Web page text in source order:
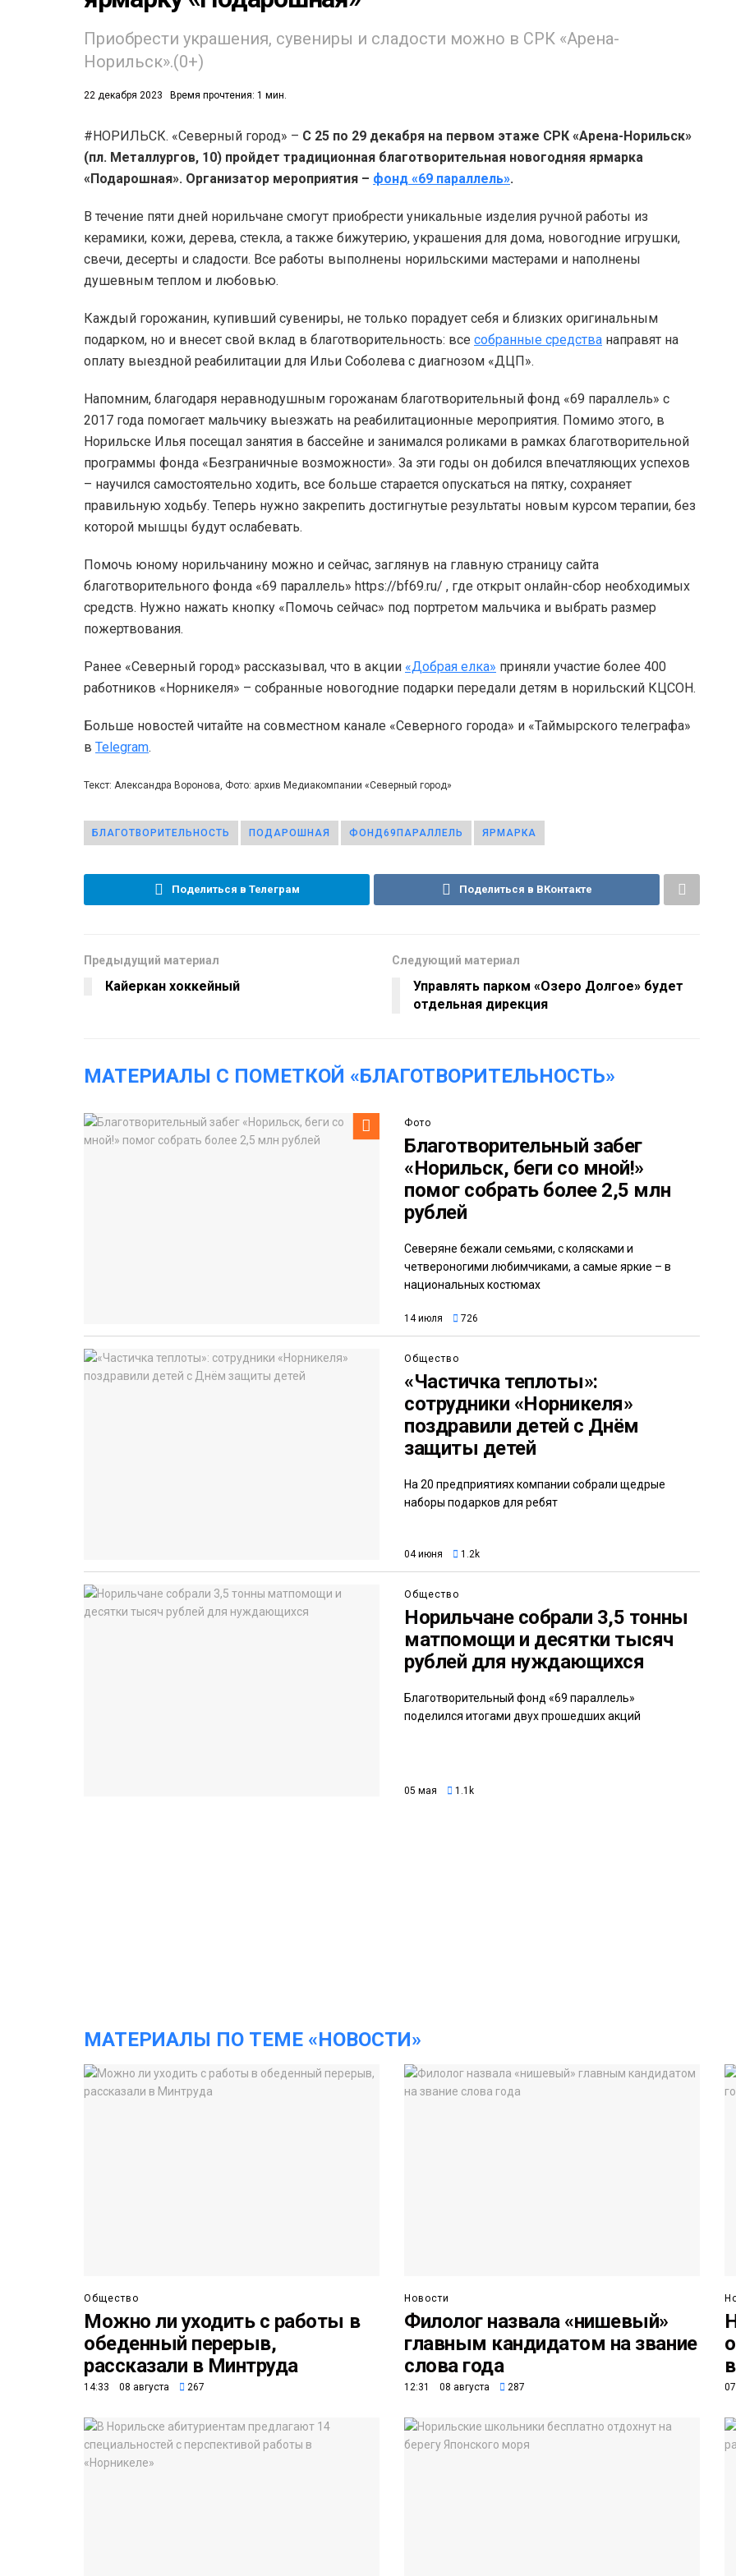
Приобрести украшения, сувениры и сладости можно в СРК «Арена-
Норильск».(0+)
22 декабря 2023 Время прочтения: 1 мин.
#НОРИЛЬСК. «Северный город» – С 25 по 29 декабря на первом этаже СРК «Арена-Норильск»
(пл. Металлургов, 10) пройдет традиционная благотворительная новогодняя ярмарка
«Подарошная». Организатор мероприятия – фонд «69 параллель».
В течение пяти дней норильчане смогут приобрести уникальные изделия ручной работы из
керамики, кожи, дерева, стекла, а также бижутерию, украшения для дома, новогодние игрушки,
свечи, десерты и сладости. Все работы выполнены норильскими мастерами и наполнены
душевным теплом и любовью.
Каждый горожанин, купивший сувениры, не только порадует себя и близких оригинальным
подарком, но и внесет свой вклад в благотворительность: все собранные средства направят на
оплату выездной реабилитации для Ильи Соболева с диагнозом «ДЦП».
Напомним, благодаря неравнодушным горожанам благотворительный фонд «69 параллель» с
2017 года помогает мальчику выезжать на реабилитационные мероприятия. Помимо этого, в
Норильске Илья посещал занятия в бассейне и занимался роликами в рамках благотворительной
программы фонда «Безграничные возможности». За эти годы он добился впечатляющих успехов
– научился самостоятельно ходить, все больше старается опускаться на пятку, сохраняет
правильную ходьбу. Теперь нужно закрепить достигнутые результаты новым курсом терапии, без
которой мышцы будут ослабевать.
Помочь юному норильчанину можно и сейчас, заглянув на главную страницу сайта
благотворительного фонда «69 параллель» https://bf69.ru/ , где открыт онлайн-сбор необходимых
средств. Нужно нажать кнопку «Помочь сейчас» под портретом мальчика и выбрать размер
пожертвования.
Ранее «Северный город» рассказывал, что в акции «Добрая елка» приняли участие более 400
работников «Норникеля» – собранные новогодние подарки передали детям в норильский КЦСОН.
Больше новостей читайте на совместном канале «Северного города» и «Таймырского телеграфа»
в Telegram.
Текст: Александра Воронова, Фото: архив Медиакомпании «Северный город»
БЛАГОТВОРИТЕЛЬНОСТЬ ПОДАРОШНАЯ ФОНД69ПАРАЛЛЕЛЬ ЯРМАРКА
Поделиться в Телеграм Поделиться в ВКонтакте
Предыдущий материал
Кайеркан хоккейный
Следующий материал
Управлять парком «Озеро Долгое» будет
отдельная дирекция
МАТЕРИАЛЫ С ПОМЕТКОЙ «БЛАГОТВОРИТЕЛЬНОСТЬ»
Фото
Благотворительный забег
«Норильск, беги со мной!»
помог собрать более 2,5 млн
рублей
Северяне бежали семьями, с колясками и
четвероногими любимчиками, а самые яркие – в
национальных костюмах
14 июля 726
Общество
«Частичка теплоты»:
сотрудники «Норникеля»
поздравили детей с Днём
защиты детей
На 20 предприятиях компании собрали щедрые
наборы подарков для ребят
04 июня 1.2k
Общество
Норильчане собрали 3,5 тонны
матпомощи и десятки тысяч
рублей для нуждающихся
Благотворительный фонд «69 параллель»
поделился итогами двух прошедших акций
05 мая 1.1k
МАТЕРИАЛЫ ПО ТЕМЕ «НОВОСТИ»
Общество
Можно ли уходить с работы в
обеденный перерыв,
рассказали в Минтруда
14:33 08 августа 267
Новости
Филолог назвала «нишевый»
главным кандидатом на звание
слова года
12:31 08 августа 287